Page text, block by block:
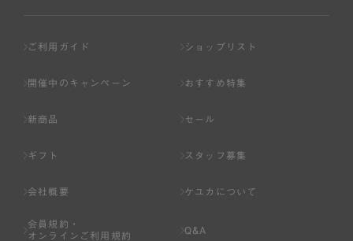
ご利用ガイド ショップリスト
開催中のキャンペーン おすすめ特集
新商品 セール
ギフト スタッフ募集
会社概要 ケユカについて
会員規約・
オンラインご利用規約
Q&A